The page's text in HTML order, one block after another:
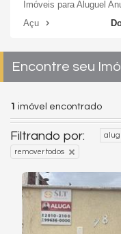
Imóveis para Aluguel
Açu
Encontre seu
1 imóvel encontrado
Filtrando por:
remover todos